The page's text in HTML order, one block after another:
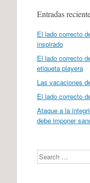
Entradas
El lado correcto
inspirado
El lado correcto
etiqueta playera
Las vacaciones
El lado correcto
Ataque a la
debe imponer
Search